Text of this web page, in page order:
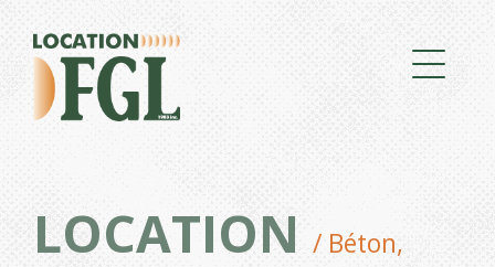
LOCATION / Béton,